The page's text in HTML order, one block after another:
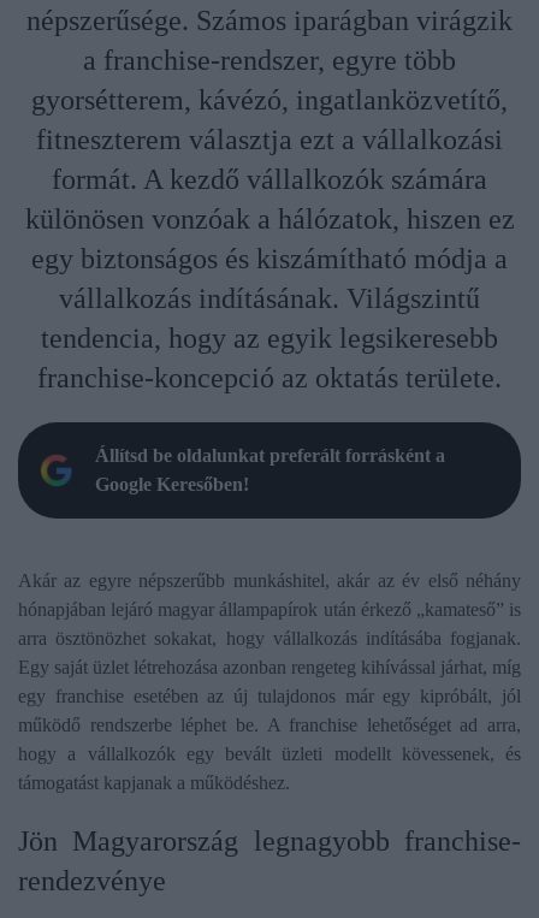
népszerűsége. Számos iparágban virágzik
a franchise-rendszer, egyre több
gyorsétterem, kávézó, ingatlanközvetítő,
fitneszterem választja ezt a vállalkozási
formát. A kezdő vállalkozók számára
különösen vonzóak a hálózatok, hiszen ez
egy biztonságos és kiszámítható módja a
vállalkozás indításának. Világszintű
tendencia, hogy az egyik legsikeresebb
franchise-koncepció az oktatás területe.
Állítsd be oldalunkat preferált forrásként a
Google Keresőben!
Akár az egyre népszerűbb munkáshitel, akár az év első néhány
hónapjában lejáró magyar állampapírok után érkező „kamateső” is
arra ösztönözhet sokakat, hogy vállalkozás indításába fogjanak.
Egy saját üzlet létrehozása azonban rengeteg kihívással járhat, míg
egy franchise esetében az új tulajdonos már egy kipróbált, jól
működő rendszerbe léphet be. A franchise lehetőséget ad arra,
hogy a vállalkozók egy bevált üzleti modellt kövessenek, és
támogatást kapjanak a működéshez.
Jön Magyarország legnagyobb franchise-
rendezvénye